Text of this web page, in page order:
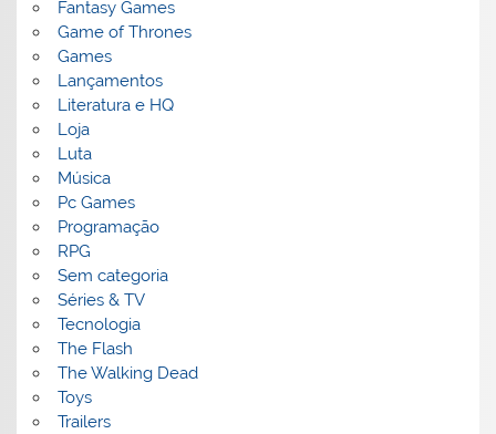
Fantasy Games
Game of Thrones
Games
Lançamentos
Literatura e HQ
Loja
Luta
Música
Pc Games
Programação
RPG
Sem categoria
Séries & TV
Tecnologia
The Flash
The Walking Dead
Toys
Trailers